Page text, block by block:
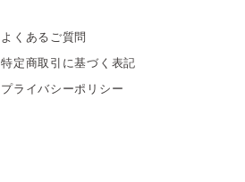
よくあるご質問
特定商取引に基づく表記
プライバシーポリシー